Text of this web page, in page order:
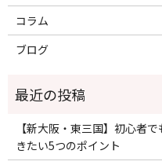
コラム
ブログ
【新大阪・東三国】初心者
きたい5つのポイント